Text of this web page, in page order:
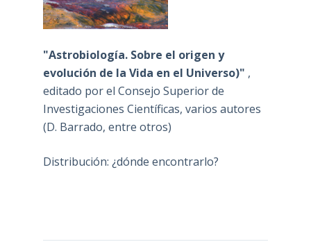
"Astrobiología. Sobre el origen y
evolución de la Vida en el Universo)" ,
editado por el Consejo Superior de
Investigaciones Científicas, varios autores
(D. Barrado, entre otros)
Distribución: ¿dónde encontrarlo?